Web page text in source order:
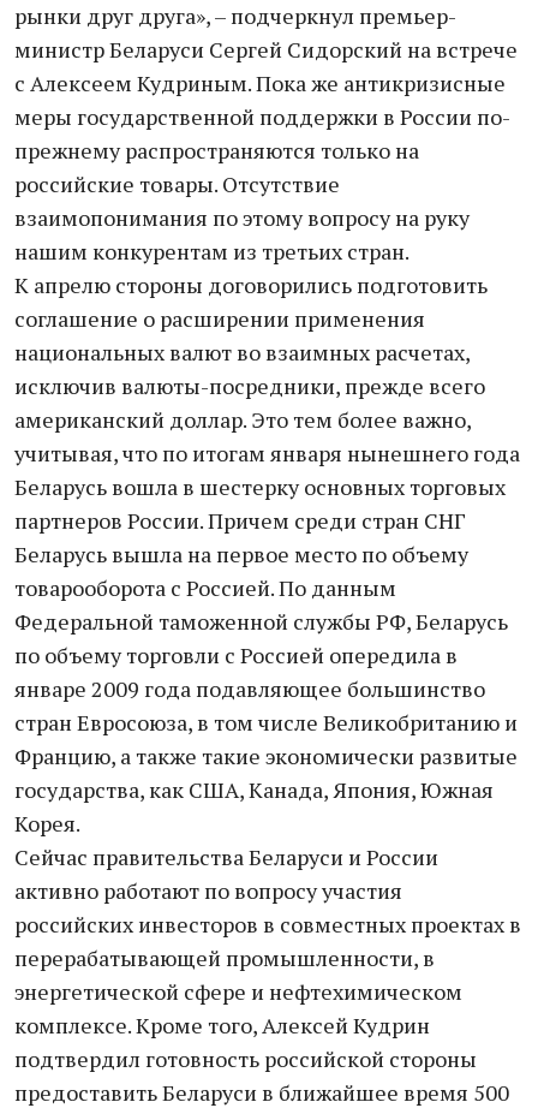
рынки друг друга», – подчеркнул премьер-
министр Беларуси Сергей Сидорский на встрече
с Алексеем Кудриным. Пока же антикризисные
меры государственной поддержки в России по-
прежнему распространяются только на
российские товары. Отсутствие
взаимопонимания по этому вопросу на руку
нашим конкурентам из третьих стран.
К апрелю стороны договорились подготовить
соглашение о расширении применения
национальных валют во взаимных расчетах,
исключив валюты-посредники, прежде всего
американский доллар. Это тем более важно,
учитывая, что по итогам января нынешнего года
Беларусь вошла в шестерку основных торговых
партнеров России. Причем среди стран СНГ
Беларусь вышла на первое место по объему
товарооборота с Россией. По данным
Федеральной таможенной службы РФ, Беларусь
по объему торговли с Россией опередила в
январе 2009 года подавляющее большинство
стран Евросоюза, в том числе Великобританию и
Францию, а также такие экономически развитые
государства, как США, Канада, Япония, Южная
Корея.
Сейчас правительства Беларуси и России
активно работают по вопросу участия
российских инвесторов в совместных проектах в
перерабатывающей промышленности, в
энергетической сфере и нефтехимическом
комплексе. Кроме того, Алексей Кудрин
подтвердил готовность российской стороны
предоставить Беларуси в ближайшее время 500